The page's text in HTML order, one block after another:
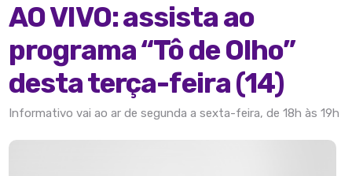
AO VIVO: assista ao
programa “Tô de Olho”
desta terça-feira (14)
Informativo vai ao ar de segunda a sexta-feira, de 18h às 19h